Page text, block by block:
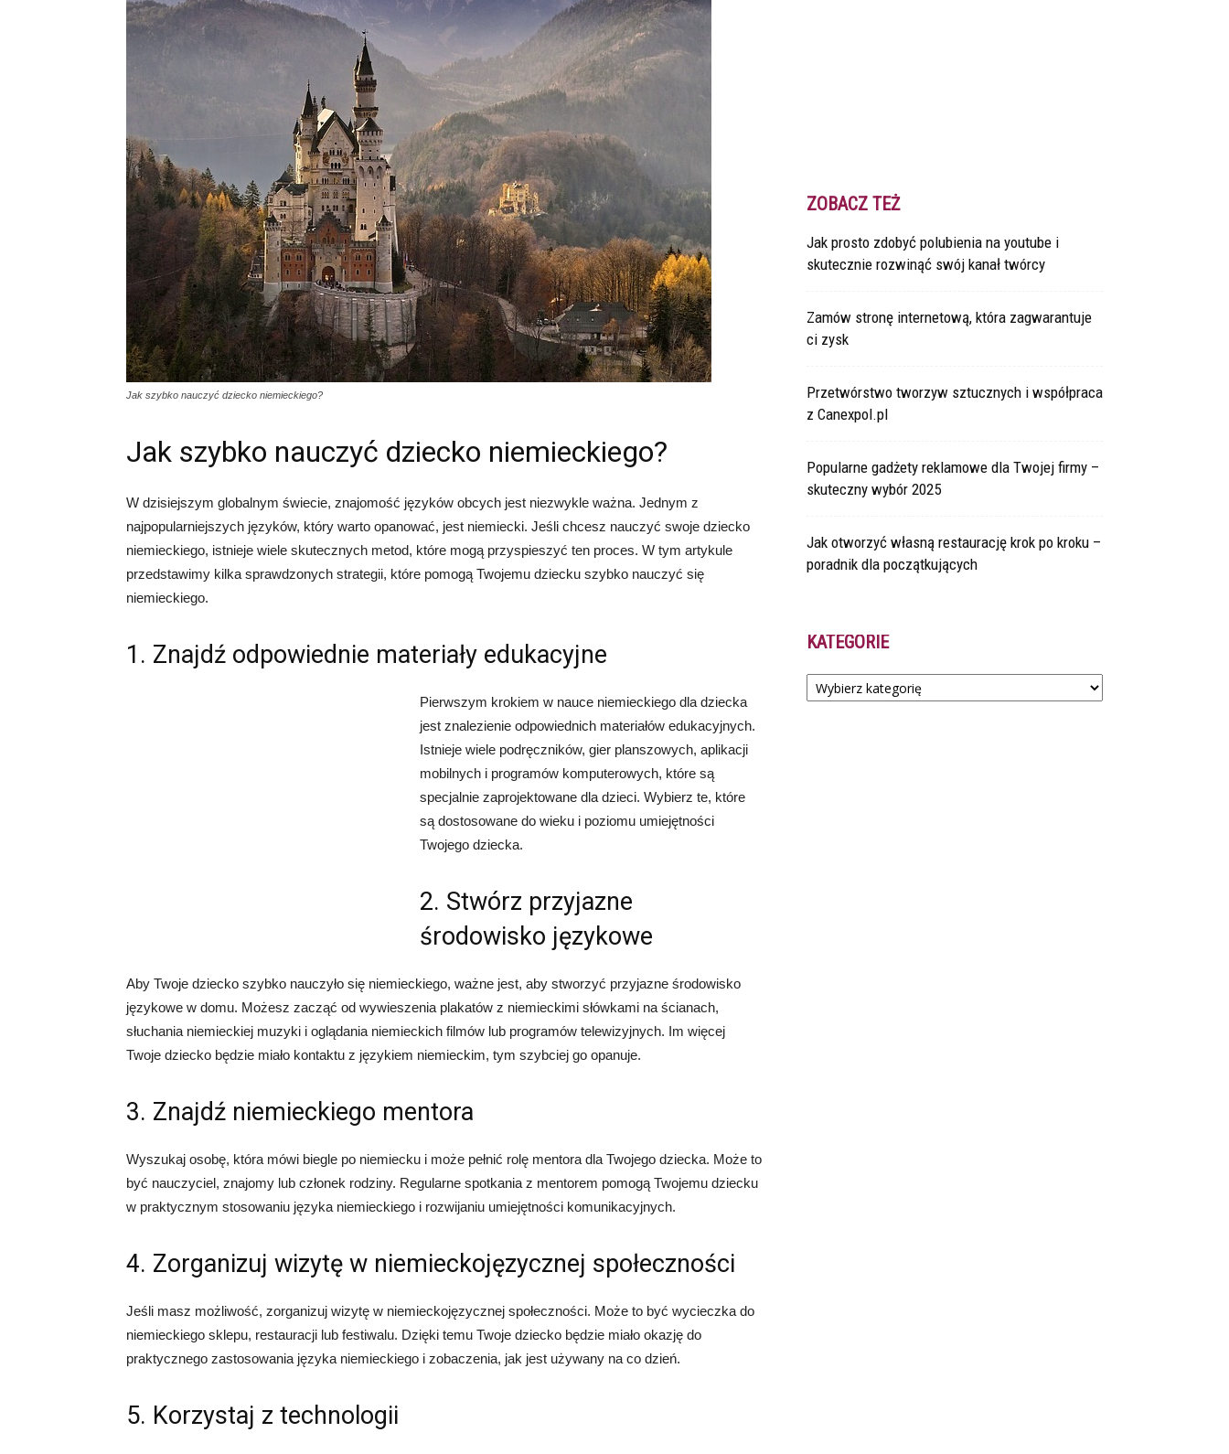
Jak szybko nauczyć dziecko niemieckiego?
Jak szybko nauczyć dziecko niemieckiego?
W dzisiejszym globalnym świecie, znajomość języków obcych jest niezwykle ważna. Jednym z
najpopularniejszych języków, który warto opanować, jest niemiecki. Jeśli chcesz nauczyć swoje dziecko
niemieckiego, istnieje wiele skutecznych metod, które mogą przyspieszyć ten proces. W tym artykule
przedstawimy kilka sprawdzonych strategii, które pomogą Twojemu dziecku szybko nauczyć się
niemieckiego.
1. Znajdź odpowiednie materiały edukacyjne
Pierwszym krokiem w nauce niemieckiego dla dziecka
jest znalezienie odpowiednich materiałów edukacyjnych.
Istnieje wiele podręczników, gier planszowych, aplikacji
mobilnych i programów komputerowych, które są
specjalnie zaprojektowane dla dzieci. Wybierz te, które
są dostosowane do wieku i poziomu umiejętności
Twojego dziecka.
2. Stwórz przyjazne
środowisko językowe
Aby Twoje dziecko szybko nauczyło się niemieckiego, ważne jest, aby stworzyć przyjazne środowisko
językowe w domu. Możesz zacząć od wywieszenia plakatów z niemieckimi słówkami na ścianach,
słuchania niemieckiej muzyki i oglądania niemieckich filmów lub programów telewizyjnych. Im więcej
Twoje dziecko będzie miało kontaktu z językiem niemieckim, tym szybciej go opanuje.
3. Znajdź niemieckiego mentora
Wyszukaj osobę, która mówi biegle po niemiecku i może pełnić rolę mentora dla Twojego dziecka. Może to
być nauczyciel, znajomy lub członek rodziny. Regularne spotkania z mentorem pomogą Twojemu dziecku
w praktycznym stosowaniu języka niemieckiego i rozwijaniu umiejętności komunikacyjnych.
4. Zorganizuj wizytę w niemieckojęzycznej społeczności
Jeśli masz możliwość, zorganizuj wizytę w niemieckojęzycznej społeczności. Może to być wycieczka do
niemieckiego sklepu, restauracji lub festiwalu. Dzięki temu Twoje dziecko będzie miało okazję do
praktycznego zastosowania języka niemieckiego i zobaczenia, jak jest używany na co dzień.
5. Korzystaj z technologii
ZOBACZ TEŻ
Jak prosto zdobyć polubienia na youtube i
skutecznie rozwinąć swój kanał twórcy
Zamów stronę internetową, która zagwarantuje
ci zysk
Przetwórstwo tworzyw sztucznych i współpraca
z Canexpol.pl
Popularne gadżety reklamowe dla Twojej firmy –
skuteczny wybór 2025
Jak otworzyć własną restaurację krok po kroku –
poradnik dla początkujących
KATEGORIE
Kategorie